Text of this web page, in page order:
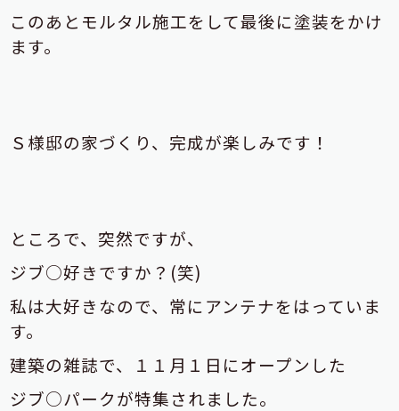
このあとモルタル施工をして最後に塗装をかけ
ます。
Ｓ様邸の家づくり、完成が楽しみです！
ところで、突然ですが、
ジブ○好きですか？(笑)
私は大好きなので、常にアンテナをはっていま
す。
建築の雑誌で、１１月１日にオープンした
ジブ○パークが特集されました。